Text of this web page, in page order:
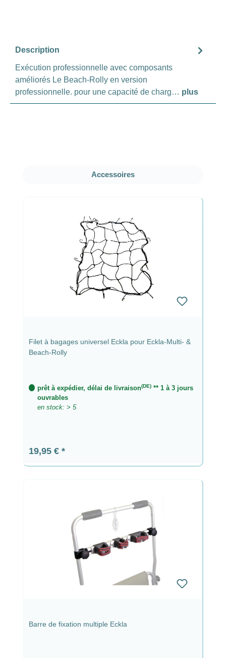
Description
Exécution professionnelle avec composants
améliorés Le Beach-Rolly en version
professionnelle. pour une capacité de charg… plus
Ignorer la galerie de produits
Accessoires
Filet à bagages universel Eckla pour Eckla-Multi- &
Beach-Rolly
prêt à expédier, délai de livraison(DE)** 1 à 3 jours
ouvrables
en stock: > 5
Prix régulier :
19,95 €
Barre de fixation multiple Eckla